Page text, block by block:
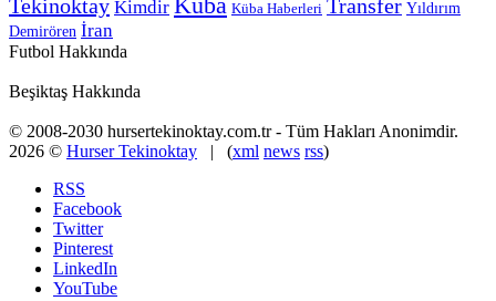
Tekinoktay Kimdir Küba Haberleri Transfer Yıldırım
Demirören İran
Futbol Hakkında
Beşiktaş Hakkında
© 2008-2030 hursertekinoktay.com.tr - Tüm Hakları Anonimdir.
2026 © Hurser Tekinoktay | (xml news rss)
RSS
Facebook
Twitter
Pinterest
LinkedIn
YouTube